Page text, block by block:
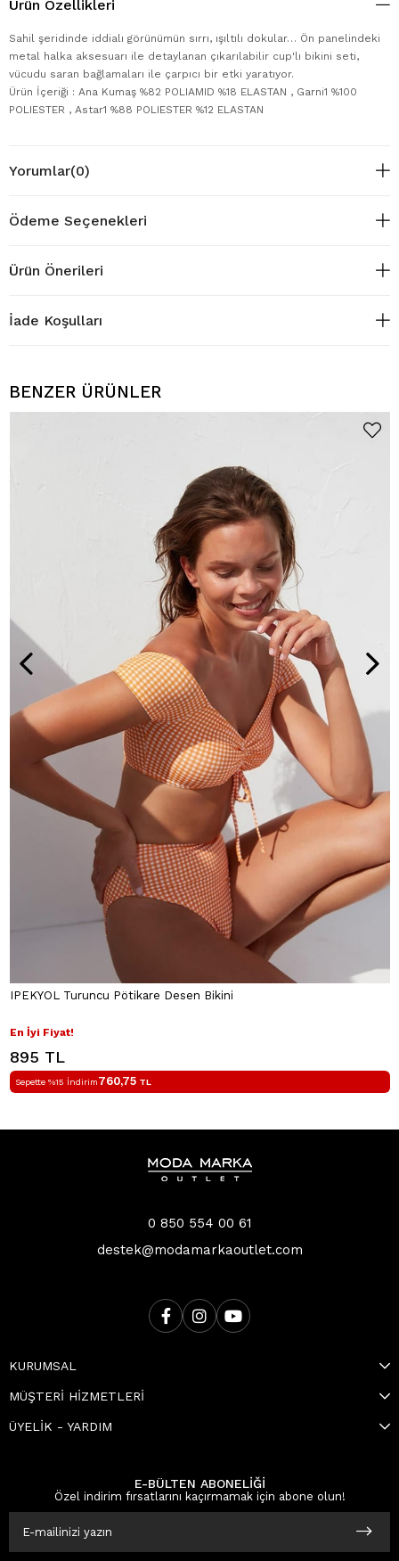
Ürün Özellikleri
Sahil şeridinde iddialı görünümün sırrı, ışıltılı dokular… Ön panelindeki
metal halka aksesuarı ile detaylanan çıkarılabilir cup'lı bikini seti,
vücudu saran bağlamaları ile çarpıcı bir etki yaratıyor.
Ürün İçeriği : Ana Kumaş %82 POLIAMID %18 ELASTAN , Garni1 %100
POLIESTER , Astar1 %88 POLIESTER %12 ELASTAN
Yorumlar(0)
Ödeme Seçenekleri
Ürün Önerileri
İade Koşulları
BENZER ÜRÜNLER
IPEKYOL Turuncu Pötikare Desen Bikini
En İyi Fiyat!
895 TL
Sepette %15 İndirim760,75 TL
0 850 554 00 61
destek@modamarkaoutlet.com
KURUMSAL
MÜŞTERİ HİZMETLERİ
ÜYELİK - YARDIM
E-BÜLTEN ABONELİĞİ
Özel indirim fırsatlarını kaçırmamak için abone olun!